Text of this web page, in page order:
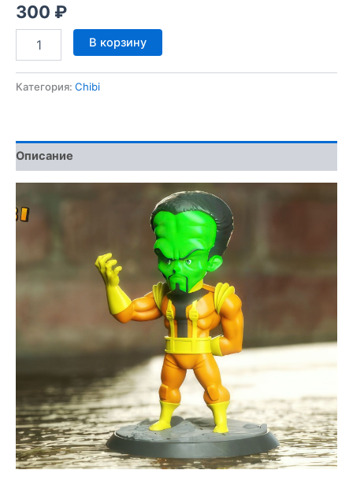
300 ₽
Количество
товара
Leader
3D
Model
В корзину
Категория: Chibi
Описание